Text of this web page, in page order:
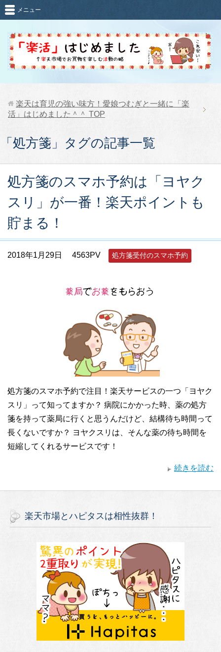
メニュー
楽天は育児の強い味方！愛娘つむぎと一緒に「楽
活」はじめました＾＾ TOP
「処方箋」タグの記事一覧
処方箋のスマホ予約は「ヨヤク
スリ」が一番！楽天ポイントも
貯まる！
2018年1月29日 4563PV 処方箋受付のスマホ予約
処方箋のスマホ予約で注目！楽天サービスの一つ「ヨヤク
スリ」って知ってますか？ 病院にかかった時、薬の処方
箋を持って薬局に行くと思うんだけど、結構待ち時間って
長くないですか？ ヨヤクスリは、そんな薬の待ち時間を
短縮してくれるサービスです！
続きを読む
楽天市場とハピタスは相性抜群！